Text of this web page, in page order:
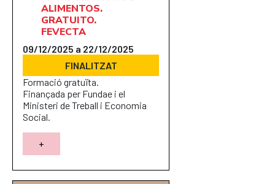
ALIMENTOS.
GRATUITO.
FEVECTA
09/12/2025 a 22/12/2025
FINALITZAT
Formació gratuïta.
Finançada per Fundae i el
Ministeri de Treball i Economia
Social.
+